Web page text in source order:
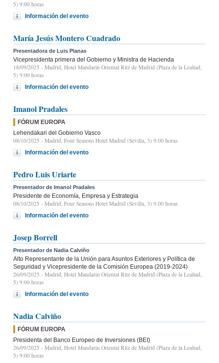
5) 9:00 horas
Información del evento
María Jesús Montero Cuadrado
Presentadora de Luis Planas
Vicepresidenta primera del Gobierno y Ministra de Hacienda
18/09/2025 - Madrid, Hotel Mandarin Oriental Ritz de Madrid (Plaza de la Lealtad,
5) 9:00 horas
Información del evento
Imanol Pradales
FÓRUM EUROPA
Lehendakari del Gobierno Vasco
08/10/2025 - Madrid, Four Seasons Hotel Madrid (Sevilla, 3) 9.00 horas
Información del evento
Pedro Luis Uriarte
Presentador de Imanol Pradales
Presidente de Economía, Empresa y Estrategia
08/10/2025 - Madrid, Four Seasons Hotel Madrid (Sevilla, 3) 9.00 horas
Información del evento
Josep Borrell
Presentador de Nadia Calviño
Alto Representante de la Unión para Asuntos Exteriores y Política de
Seguridad y Vicepresidente de la Comisión Europea (2019-2024)
26/09/2025 - Madrid, Hotel Mandarin Oriental Ritz de Madrid (Plaza de la Lealtad,
5) 9:00 horas
Información del evento
Nadia Calviño
FÓRUM EUROPA
Presidenta del Banco Europeo de Inversiones (BEI)
26/09/2025 - Madrid, Hotel Mandarin Oriental Ritz de Madrid (Plaza de la Lealtad,
5) 9:00 horas